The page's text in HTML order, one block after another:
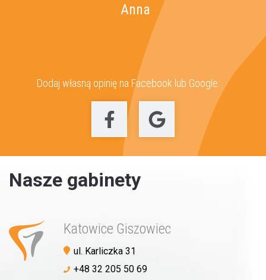
Anna
Dodaj własną opinię na Facebook lub Google:
Nasze gabinety
Katowice Giszowiec
ul. Karliczka 31
+48 32 205 50 69
Umów wizytę